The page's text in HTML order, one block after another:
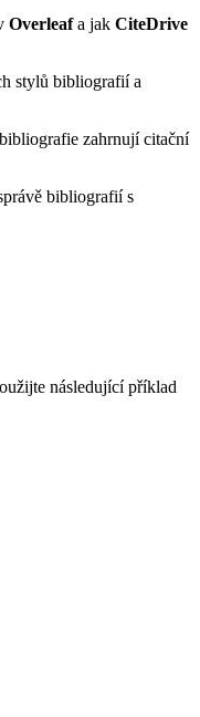
Overleafa jak CiteDrive
stylů bibliografií a
zahrnují citační
bibliografií s
následující příklad